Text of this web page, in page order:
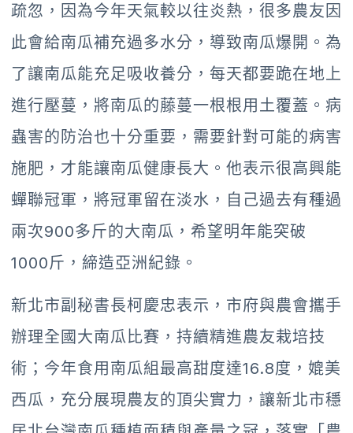
疏忽，因為今年天氣較以往炎熱，很多農友因
此會給南瓜補充過多水分，導致南瓜爆開。為
了讓南瓜能充足吸收養分，每天都要跪在地上
進行壓蔓，將南瓜的藤蔓一根根用土覆蓋。病
蟲害的防治也十分重要，需要針對可能的病害
施肥，才能讓南瓜健康長大。他表示很高興能
蟬聯冠軍，將冠軍留在淡水，自己過去有種過
兩次900多斤的大南瓜，希望明年能突破
1000斤，締造亞洲紀錄。
新北市副秘書長柯慶忠表示，市府與農會攜手
辦理全國大南瓜比賽，持續精進農友栽培技
術；今年食用南瓜組最高甜度達16.8度，媲美
西瓜，充分展現農友的頂尖實力，讓新北市穩